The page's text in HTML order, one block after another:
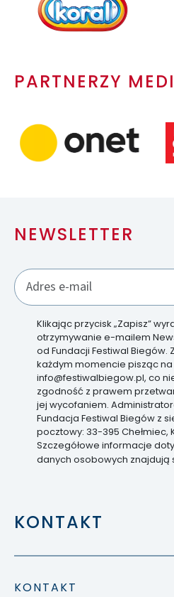
PARTNERZY
NEWSLETTER
Klikając przycisk „Zapisz”
otrzymywanie e-mailem
od Fundacji Festiwal
każdym momencie pisząc
info@festiwalbiegow.pl, co
zgodność z prawem
jej wycofaniem.
Fundacja Festiwal Biegów z
pocztowy: 33-395 Chełmiec,
Szczegółowe informacje
danych osobowych znajdują
KONTAKT
KONTAKT